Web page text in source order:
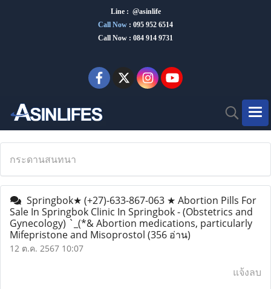
Line : @asinlife
Call Now : 095 952 6514
Call Now : 084 914 9731
กระดานสนทนา
Springbok★ (+27)-633-867-063 ★ Abortion Pills For
Sale In Springbok Clinic In Springbok - (Obstetrics and
Gynecology) `_(*& Abortion medications, particularly
Mifepristone and Misoprostol (356 อ่าน)
12 ต.ค. 2567 10:07
แจ้งลบ